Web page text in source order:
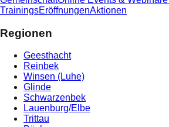
TrainingsEröffnungenAktionen
Regionen
Geesthacht
Reinbek
Winsen (Luhe)
Glinde
Schwarzenbek
Lauenburg/Elbe
Trittau